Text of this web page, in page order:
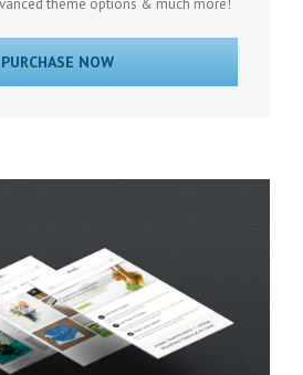
theme options & much more!
PURCHASE NOW